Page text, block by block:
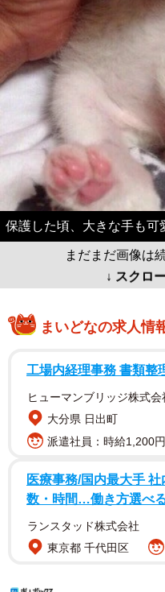
保護した頃、大きな手も可
まだまだ画像は
↓ スクロ
まいどなの求人情
工場内経理事務 書類整
ヒューマンブリッジ株式会
大分県 日出町
派遣社員：時給1,200
医療事務/国内最大手
数・時間…働き方選べ
ランスタッド株式会社
東京都 千代田区